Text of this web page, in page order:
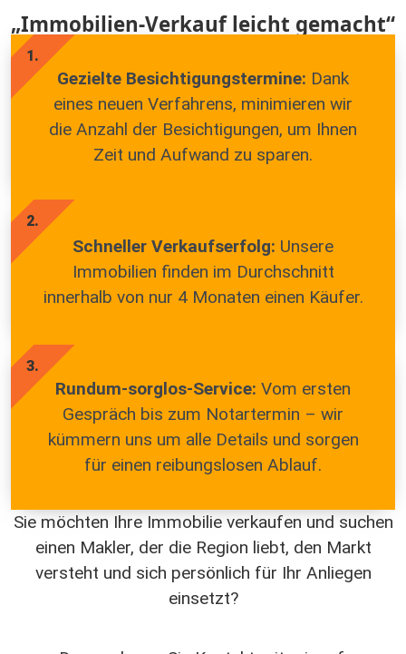
„Immobilien-Verkauf leicht gemacht“
Gezielte Besichtigungs­termine: Dank
eines neuen Verfahrens, minimieren wir
die Anzahl der Besichtigungen, um Ihnen
Zeit und Aufwand zu sparen.
1.
Schneller Verkaufserfolg: Unsere
Immobilien finden im Durchschnitt
innerhalb von nur 4 Monaten einen Käufer.
2.
Rundum-sorglos-Service: Vom ersten
Gespräch bis zum Notartermin – wir
kümmern uns um alle Details und sorgen
für einen reibungslosen Ablauf.
3.
Sie möchten Ihre Immobilie verkaufen und suchen
einen Makler, der die Region liebt, den Markt
versteht und sich persönlich für Ihr Anliegen
einsetzt?